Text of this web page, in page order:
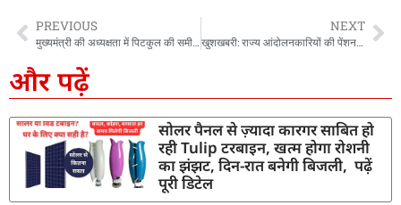
PREVIOUS
मुख्यमंत्री की अध्यक्षता में पिटकुल की समीक्षा बैठक, परियोजनाओं की प्रगति पर विस्तृत मंथन
NEXT
खुशखबरी: राज्य आंदोलनकारियों की पेंशन में बढ़ोत्तरी, जानिए किन आंदोलनकारियों को कितना मिलेगा लाभ
और पढ़ें
सोलर पैनल से ज़्यादा कारगर साबित हो
रही Tulip टरबाइन, खत्म होगा रोशनी
का झंझट, दिन-रात बनेगी बिजली, पढ़ें
पूरी डिटेल